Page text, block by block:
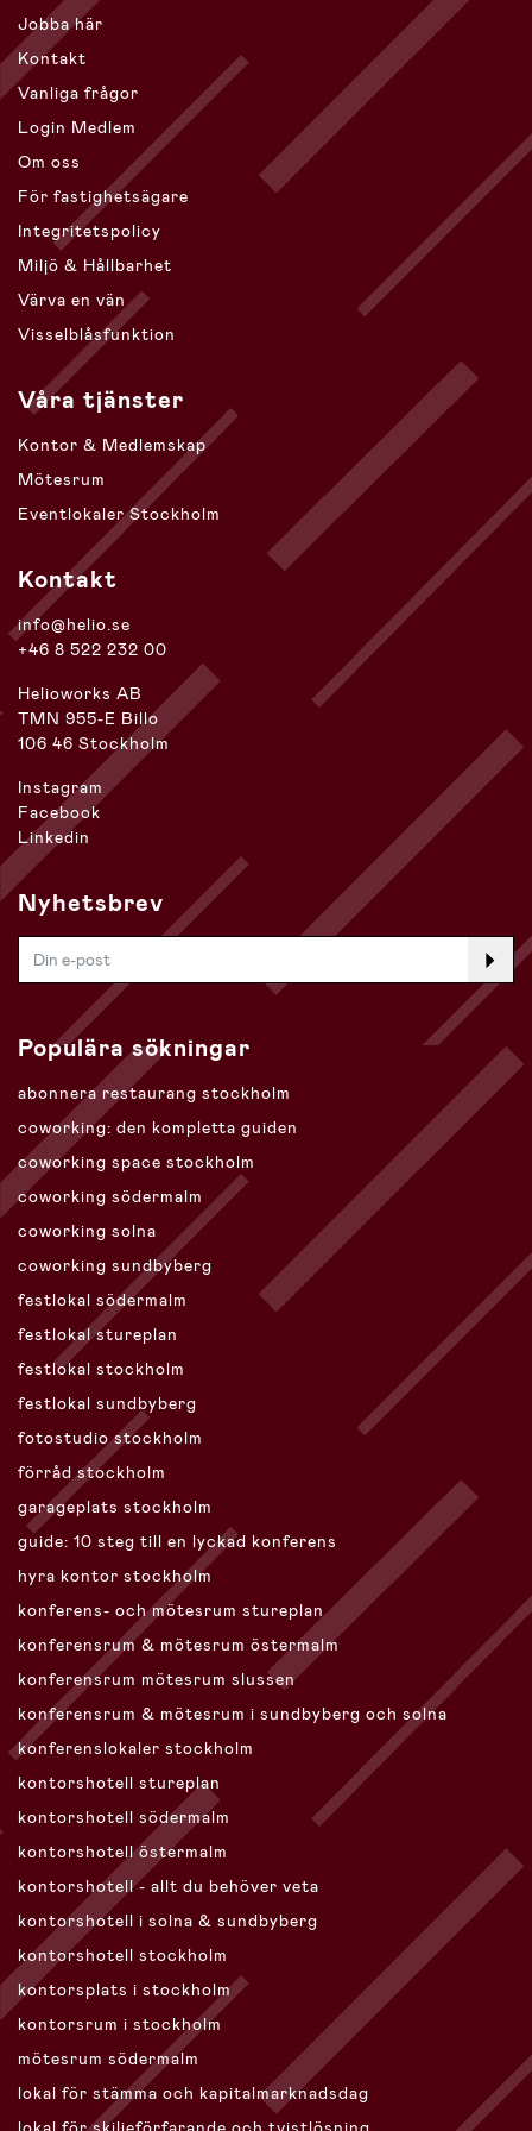
Jobba här
Kontakt
Vanliga frågor
Login Medlem
Om oss
För fastighetsägare
Integritetspolicy
Miljö & Hållbarhet
Värva en vän
Visselblåsfunktion
Våra tjänster
Kontor & Medlemskap
Mötesrum
Eventlokaler Stockholm
Kontakt
info@helio.se
+46 8 522 232 00
Helioworks AB
TMN 955-E Billo
106 46 Stockholm
Instagram
Facebook
Linkedin
Nyhetsbrev
Populära sökningar
abonnera restaurang stockholm
coworking: den kompletta guiden
coworking space stockholm
coworking södermalm
coworking solna
coworking sundbyberg
festlokal södermalm
festlokal stureplan
festlokal stockholm
festlokal sundbyberg
fotostudio stockholm
förråd stockholm
garageplats stockholm
guide: 10 steg till en lyckad konferens
hyra kontor stockholm
konferens- och mötesrum stureplan
konferensrum & mötesrum östermalm
konferensrum mötesrum slussen
konferensrum & mötesrum i sundbyberg och solna
konferenslokaler stockholm
kontorshotell stureplan
kontorshotell södermalm
kontorshotell östermalm
kontorshotell - allt du behöver veta
kontorshotell i solna & sundbyberg
kontorshotell stockholm
kontorsplats i stockholm
kontorsrum i stockholm
mötesrum södermalm
lokal för stämma och kapitalmarknadsdag